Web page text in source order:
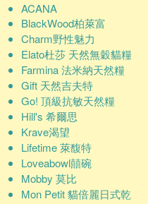
ACANA
BlackWood柏萊富
Charm野性魅力
Elato杜莎 天然無穀貓糧
Farmina 法米納天然糧
Gift 天然吉夫特
Go! 頂級抗敏天然糧
Hill's 希爾思
Krave渴望
Lifetime 萊馥特
Loveabowl囍碗
Mobby 莫比
Mon Petit 貓倍麗日式乾